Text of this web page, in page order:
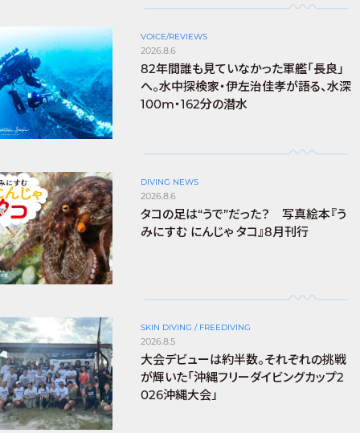
VOICE/REVIEWS
2026.8.6
82年間誰も見ていなかった軍艦「長良」
へ。水中探検家・伊左治佳孝が語る、水深
100m・162分の潜水
DIVING NEWS
2026.8.6
タコの足は“うで”だった？ 写真絵本『う
みにすむ にんじゃ タコ』8月刊行
SKIN DIVING / FREEDIVING
2026.8.5
大会デビューは約半数。それぞれの挑戦
が輝いた「沖縄フリーダイビングカップ2
026沖縄大会」